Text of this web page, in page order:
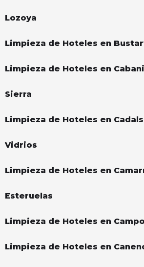
Lozoya
Limpieza de Hoteles en
Limpieza de Hoteles en
Sierra
Limpieza de Hoteles en
Vidrios
Limpieza de Hoteles en
Esteruelas
Limpieza de Hoteles en Campo
Limpieza de Hoteles en